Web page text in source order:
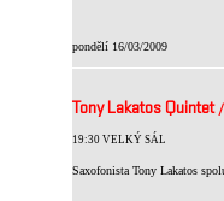
pondělí 16/03/2009
Tony Lakatos Quintet
19:30 VELKÝ SÁL
Saxofonista Tony Lakatos